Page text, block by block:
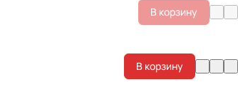
В корзину
В корзину